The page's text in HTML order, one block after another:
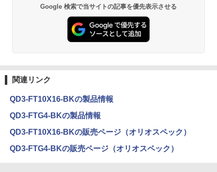
Google 検索で当サイトの記事を優先表示させる
関連リンク
QD3-FT10X16-BKの製品情報
QD3-FTG4-BKの製品情報
QD3-FT10X16-BKの販売ページ（オリオスペック）
QD3-FTG4-BKの販売ページ（オリオスペック）